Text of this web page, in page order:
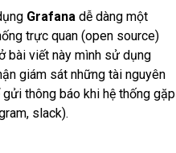
Grafana dễ dàng một
trực quan (open source)
bài viết này mình sử dụng
giám sát những tài nguyên
thông báo khi hệ thống gặp
slack).